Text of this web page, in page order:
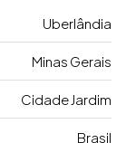
Uberlândia
Minas Gerais
Cidade Jardim
Brasil